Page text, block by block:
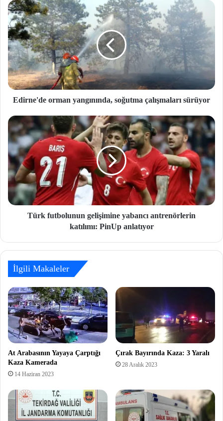
si
Edirne'de orman yangınında, soğutma çalışmaları sürüyor
Türk futbolunun gelişimine yabancı antrenörlerin
katılımı: PinUp anlatıyor
İlgili Makaleler
At Arabasının Yayaya Çarptığı
Kaza Kamerada
14 Haziran 2023
Çırak Bayırında Kaza: 3 Yaralı
28 Aralık 2023